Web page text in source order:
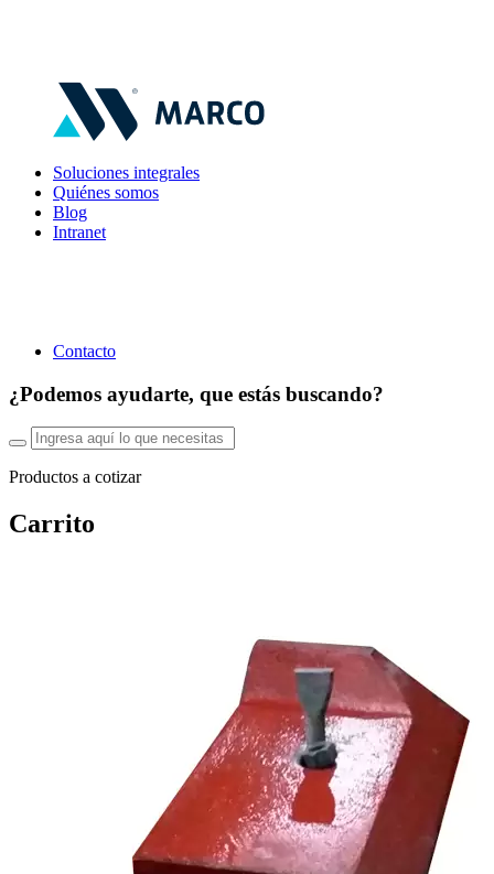
Soluciones integrales
Quiénes somos
Blog
Intranet
Contacto
¿Podemos ayudarte, que estás buscando?
Productos a cotizar
Carrito